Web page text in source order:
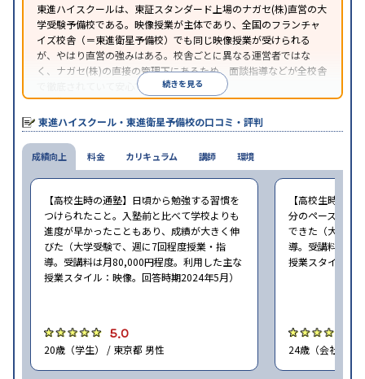
東進ハイスクールは、東証スタンダード上場のナガセ(株)直営の大
学受験予備校である。映像授業が主体であり、全国のフランチャ
イズ校舎（＝東進衛星予備校）でも同じ映像授業が受けられる
が、やはり直営の強みはある。校舎ごとに異なる運営者ではな
く、ナガセ(株)の直接の管理下にあるため、面談指導などが全校舎
で徹底されていて安心できる。
東進衛星予備校は、運営会社により指導方針や校舎のルールが異
なる。体験授業では、授業のみで判断するのではなく、担当者や
校舎雰囲気、校舎での合格実績などを確認すると良いだろう。
続きを見る
東進ハイスクール・東進衛星予備校の口コミ・評判
成績向上
【高校生時の通塾】日頃から勉強する習慣を
つけられたこと。入塾前と比べて学校よりも
進度が早かったこともあり、成績が大きく伸
びた（大学受験で、週に7回程度授業・指
導。受講料は月80,000円程度。利用した主な
授業スタイル：映像。回答時期2024年5月）
5.0
20歳（学生） / 東京都 男性
【高校生時の通
分のペースで進
できた（大学受
導。受講料は月
授業スタイル：
24歳（会社員<
料金 カリキュラム 講師 環境